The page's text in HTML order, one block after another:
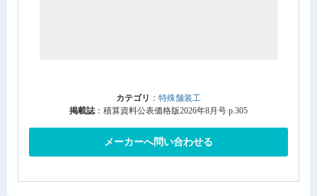
カテゴリ ： 特殊舗装工
掲載誌 ：積算資料公表価格版2026年8月号 p.305
メーカーへ問い合わせる